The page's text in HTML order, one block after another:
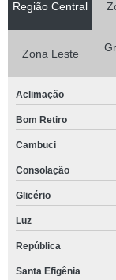
Região Central
Zona Leste
Aclimação
Bom Retiro
Cambuci
Consolação
Glicério
Luz
República
Santa Efigênia